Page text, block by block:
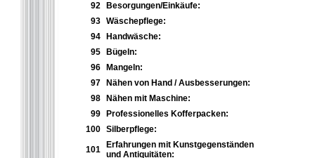
92
Besorgungen/Einkäufe:
93 Wäschepflege:
94
Handwäsche:
95
Bügeln:
96
Mangeln:
97
Nähen von Hand / Ausbesserungen:
98
Nähen mit Maschine:
99
Professionelles Kofferpacken:
100 Silberpflege:
101
Erfahrungen mit Kunstgegenständen
und Antiquitäten: